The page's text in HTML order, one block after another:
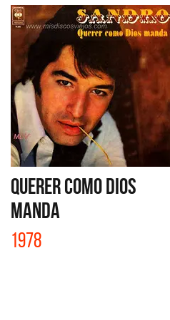
QUERER COMO DIOS
MANDA
1978